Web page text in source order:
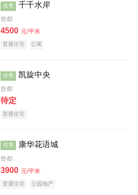
在售 千千水岸
曾都
4500 元/平米
普通住宅 公寓
在售 凯旋中央
曾都
待定
普通住宅
在售 康华花语城
曾都
3900 元/平米
普通住宅 公园地产